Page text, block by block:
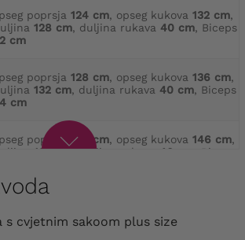
poprsja 124 cm, opseg kukova 132 cm,
128 cm, duljina rukava 40 cm, Biceps
cm
poprsja 128 cm, opseg kukova 136 cm,
132 cm, duljina rukava 40 cm, Biceps
cm
poprsja 136 cm, opseg kukova 146 cm,
133 cm, duljina rukava 40 cm
, Biceps
133 cm , duljina rukava 40 cm
cm
s cvjetnim sakoom plus size